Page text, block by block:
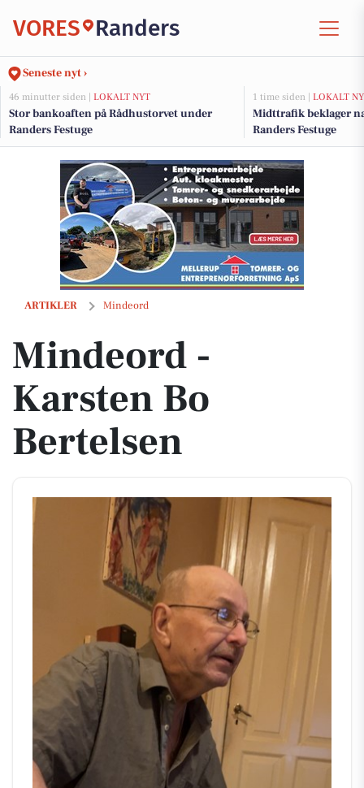
VORES Randers
Seneste nyt ›
46 minutter siden | LOKALT NYT
Stor bankoaften på Rådhustorvet under
Randers Festuge
1 time siden | LOKALT
Midttrafik beklager
Randers Festuge
ARTIKLER Mindeord
Mindeord - Karsten Bo Bertelsen
Mindeord -
Karsten Bo
Bertelsen